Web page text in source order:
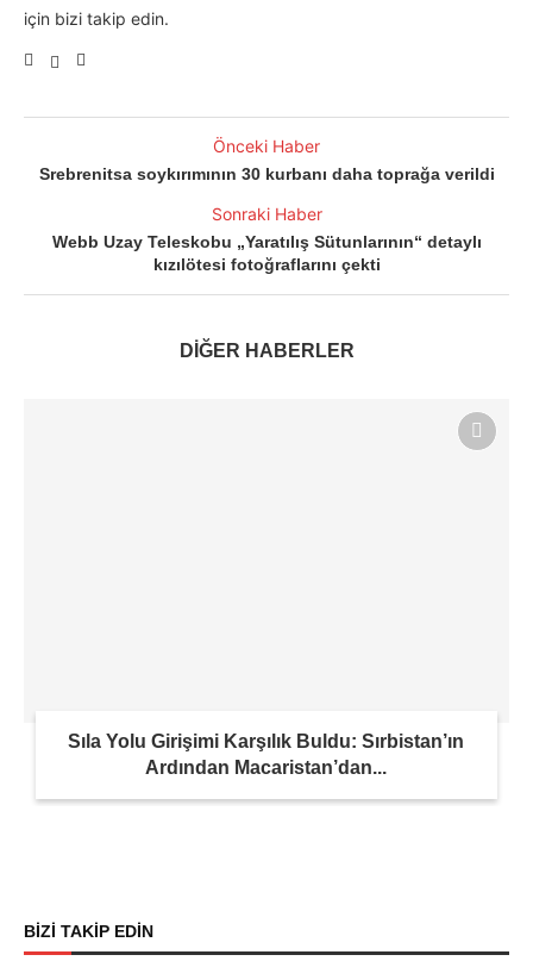
için bizi takip edin.
Önceki Haber
Srebrenitsa soykırımının 30 kurbanı daha toprağa verildi
Sonraki Haber
Webb Uzay Teleskobu „Yaratılış Sütunlarının“ detaylı
kızılötesi fotoğraflarını çekti
DİĞER HABERLER
Sıla Yolu Girişimi Karşılık Buldu: Sırbistan’ın
Ardından Macaristan’dan...
BİZİ TAKİP EDİN